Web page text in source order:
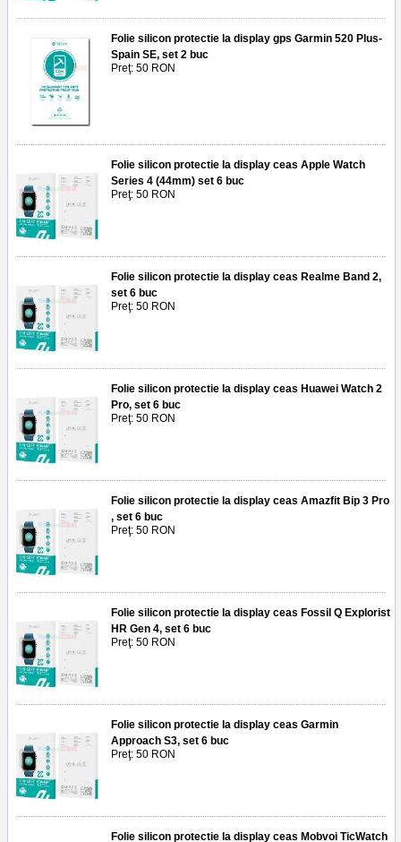
Folie silicon protectie la display gps Garmin 520 Plus-
Spain SE, set 2 buc
Preţ: 50 RON
Folie silicon protectie la display ceas Apple Watch
Series 4 (44mm) set 6 buc
Preţ: 50 RON
Folie silicon protectie la display ceas Realme Band 2,
set 6 buc
Preţ: 50 RON
Folie silicon protectie la display ceas Huawei Watch 2
Pro, set 6 buc
Preţ: 50 RON
Folie silicon protectie la display ceas Amazfit Bip 3 Pro
, set 6 buc
Preţ: 50 RON
Folie silicon protectie la display ceas Fossil Q Explorist
HR Gen 4, set 6 buc
Preţ: 50 RON
Folie silicon protectie la display ceas Garmin
Approach S3, set 6 buc
Preţ: 50 RON
Folie silicon protectie la display ceas Mobvoi TicWatch